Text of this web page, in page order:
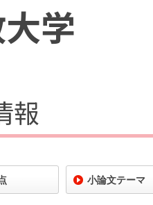
学
報
小論文テーマ